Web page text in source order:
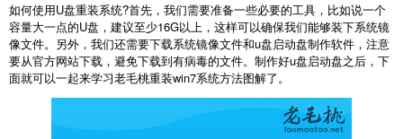
如何使用U盘重装系统?首先，我们需要准备一些必要的工具，比如说一个
容量大一点的U盘，建议至少16G以上，这样可以确保我们能够装下系统镜
像文件。另外，我们还需要下载系统镜像文件和u盘启动盘制作软件，注意
要从官方网站下载，避免下载到有病毒的文件。制作好u盘启动盘之后，下
面就可以一起来学习老毛桃重装win7系统方法图解了。